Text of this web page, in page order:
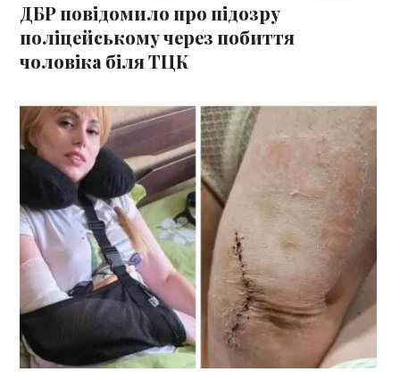
ДБР повідомило про підозру
поліцейському через побиття
чоловіка біля ТЦК